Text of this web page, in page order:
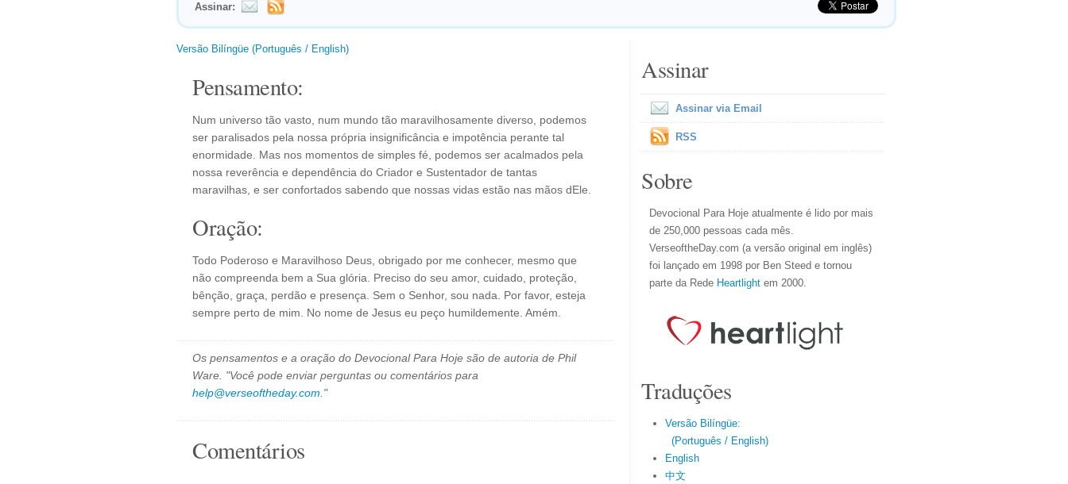
Assinar:
Versão Bilíngüe (Português / English)
Pensamento:
Num universo tão vasto, num mundo tão maravilhosamente diverso, podemos
ser paralisados pela nossa própria insignificância e impotência perante tal
enormidade. Mas nos momentos de simples fé, podemos ser acalmados pela
nossa reverência e dependência do Criador e Sustentador de tantas
maravilhas, e ser confortados sabendo que nossas vidas estão nas mãos dEle.
Oração:
Todo Poderoso e Maravilhoso Deus, obrigado por me conhecer, mesmo que
não compreenda bem a Sua glória. Preciso do seu amor, cuidado, proteção,
bênção, graça, perdão e presença. Sem o Senhor, sou nada. Por favor, esteja
sempre perto de mim. No nome de Jesus eu peço humildemente. Amém.
Os pensamentos e a oração do Devocional Para Hoje são de autoria de Phil
Ware. "Você pode enviar perguntas ou comentários para
help@verseoftheday.com ."
Comentários
Assinar
Assinar via Email
RSS
Sobre
Devocional Para Hoje atualmente é lido por mais
de 250,000 pessoas cada mês.
VerseoftheDay.com (a versão original em inglês)
foi lançado em 1998 por Ben Steed e tornou
parte da Rede Heartlight em 2000.
Traduções
Versão Bilíngüe:
(Português / English)
English
中文